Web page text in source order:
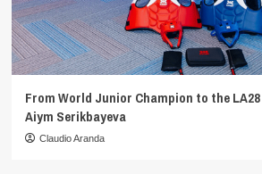
From World Junior Champion to the LA28
Aiym Serikbayeva
Claudio Aranda